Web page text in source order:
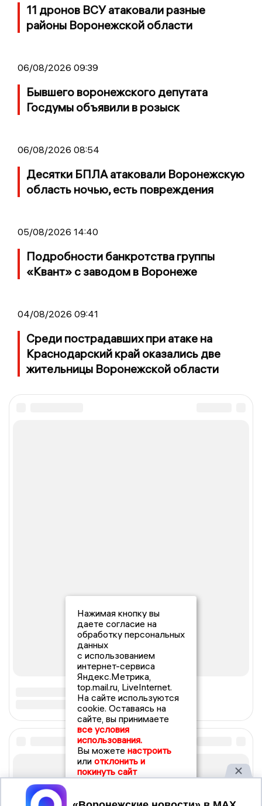
11 дронов ВСУ атаковали разные
районы Воронежской области
06/08/2026 09:39
Бывшего воронежского депутата
Госдумы объявили в розыск
06/08/2026 08:54
Десятки БПЛА атаковали Воронежскую
область ночью, есть повреждения
05/08/2026 14:40
Подробности банкротства группы
«Квант» с заводом в Воронеже
04/08/2026 09:41
Среди пострадавших при атаке на
Краснодарский край оказались две
жительницы Воронежской области
Нажимая кнопку вы
даете согласие на
обработку персональных
данных
с использованием
интернет-сервиса
Яндекс.Метрика,
top.mail.ru, LiveInternet.
На сайте используются
cookie. Оставаясь на
сайте, вы принимаете
все условия
использования.
Вы можете настроить
или отклонить и
покинуть сайт
Принять